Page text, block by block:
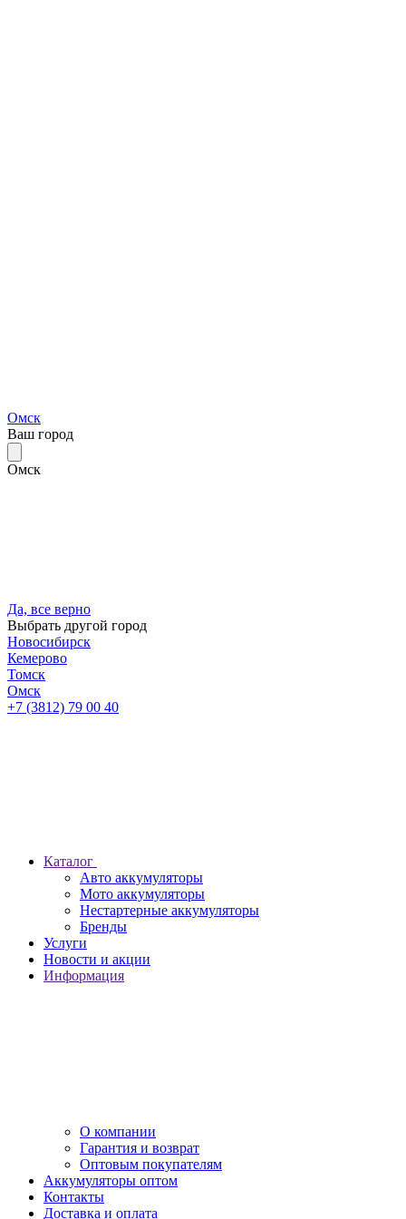
Омск
Ваш город
Омск
Да, все верно
Выбрать другой город
Новосибирск
Кемерово
Томск
Омск
+7 (3812) 79 00 40
Каталог
Авто аккумуляторы
Мото аккумуляторы
Нестартерные аккумуляторы
Бренды
Услуги
Новости и акции
Информация
О компании
Гарантия и возврат
Оптовым покупателям
Аккумуляторы оптом
Контакты
Доставка и оплата